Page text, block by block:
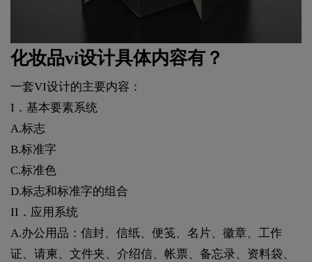
化妆品vi设计具体内容有？
一套VI设计的主要内容：
I．基本要素系统
A.标志
B.标准字
C.标准色
D.标志和标准字的组合
II．应用系统
A.办公用品：信封、信纸、便笺、名片、徽章、工作
证、请柬、文件夹、介绍信、帐票、备忘录、资料袋、